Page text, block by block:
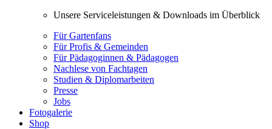
Unsere Serviceleistungen & Downloads im Überblick
Für Gartenfans
Für Profis & Gemeinden
Für Pädagoginnen & Pädagogen
Nachlese von Fachtagen
Studien & Diplomarbeiten
Presse
Jobs
Fotogalerie
Shop